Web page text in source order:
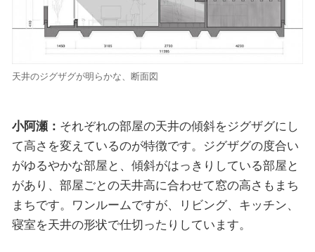
天井のジグザグが明らかな、断面図
小阿瀬： それぞれの部屋の天井の傾斜をジグザグにし
て高さを変えているのが特徴です。ジグザグの度合い
がゆるやかな部屋と、傾斜がはっきりしている部屋と
があり、部屋ごとの天井高に合わせて窓の高さもまち
まちです。ワンルームですが、リビング、キッチン、
寝室を天井の形状で仕切ったりしています。